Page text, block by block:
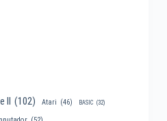
(102) Atari (46) BASIC (32)